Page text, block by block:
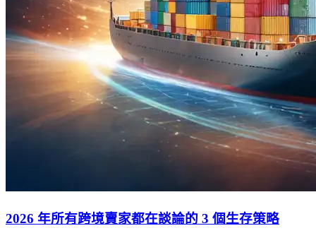
2026 年所有跨境賣家都在談論的 3 個生存策略